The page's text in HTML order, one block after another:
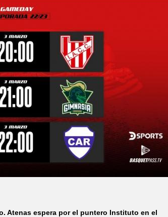
Atenas espera por el puntero Instituto en el